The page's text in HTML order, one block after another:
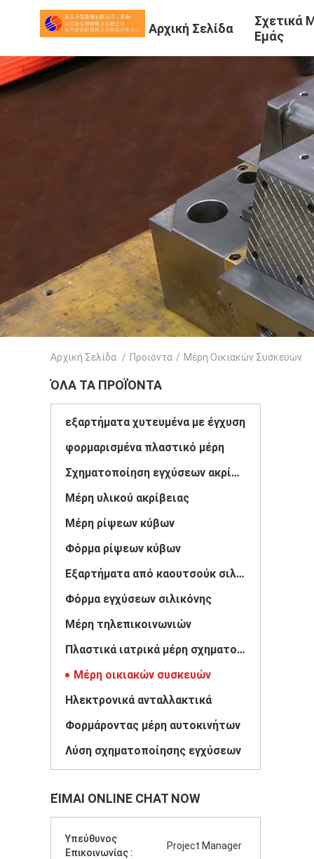
Αρχική Σελίδα
Σχετικά
Εμάς
Αρχική Σελίδα / Προϊόντα / Μέρη Οικιακών Συσκευών
ΌΛΑ ΤΑ ΠΡΟΪΌΝΤΑ
εξαρτήματα χυτευμένα με έγχυση
φορμαρισμένα πλαστικό μέρη
Σχηματοποίηση εγχύσεων ακρίβειας
Μέρη υλικού ακρίβειας
Μέρη ρίψεων κύβων
Φόρμα ρίψεων κύβων
Εξαρτήματα από καουτσούκ σιλικόνης
Φόρμα εγχύσεων σιλικόνης
Μέρη τηλεπικοινωνιών
Πλαστικά ιατρικά μέρη σχηματοποίησης εγχύσεων
Μέρη οικιακών συσκευών
Ηλεκτρονικά ανταλλακτικά
Φορμάροντας μέρη αυτοκινήτων
Λύση σχηματοποίησης εγχύσεων
ΕΊΜΑΙ ONLINE CHAT NOW
Υπεύθυνος
Επικοινωνίας :
Project Manager